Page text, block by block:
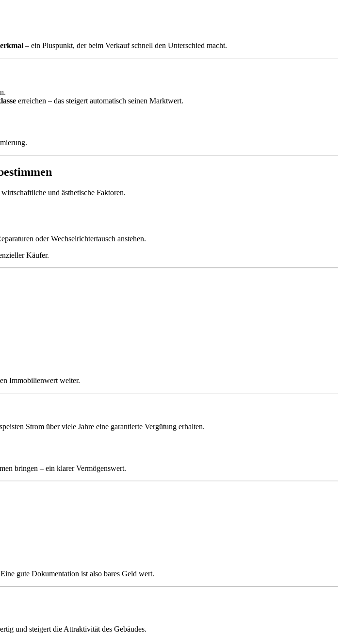
– ein Pluspunkt, der beim Verkauf schnell den Unterschied macht.
erreichen – das steigert automatisch seinen Marktwert.
und ästhetische Faktoren.
oder Wechselrichtertausch anstehen.
Käufer.
Immobilienwert weiter.
Strom über viele Jahre eine garantierte Vergütung erhalten.
bringen – ein klarer Vermögenswert.
gute Dokumentation ist also bares Geld wert.
und steigert die Attraktivität des Gebäudes.